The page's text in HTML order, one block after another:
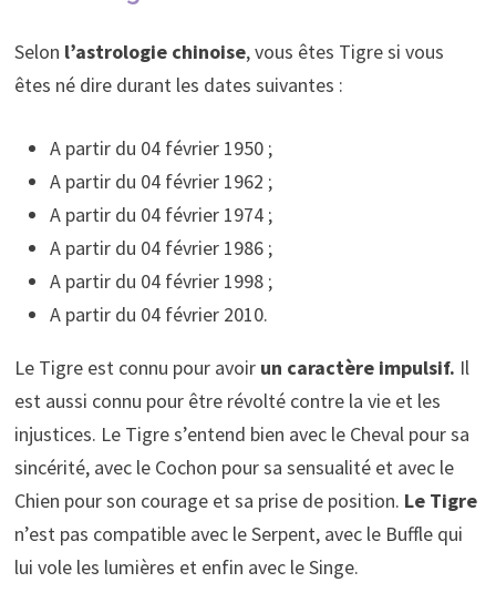
Selon l’astrologie chinoise, vous êtes Tigre si vous
êtes né dire durant les dates suivantes :
A partir du 04 février 1950 ;
A partir du 04 février 1962 ;
A partir du 04 février 1974 ;
A partir du 04 février 1986 ;
A partir du 04 février 1998 ;
A partir du 04 février 2010.
Le Tigre est connu pour avoir un caractère impulsif. Il
est aussi connu pour être révolté contre la vie et les
injustices. Le Tigre s’entend bien avec le Cheval pour sa
sincérité, avec le Cochon pour sa sensualité et avec le
Chien pour son courage et sa prise de position. Le Tigre
n’est pas compatible avec le Serpent, avec le Buffle qui
lui vole les lumières et enfin avec le Singe.